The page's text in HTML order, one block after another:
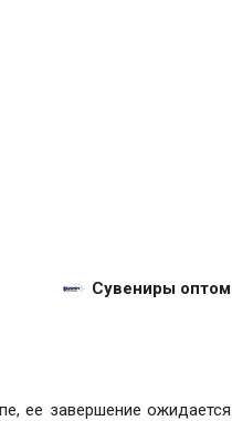
Сувениры оптом
ее завершение ожидается